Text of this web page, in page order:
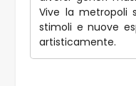
Vive la metropoli
stimoli e nuove
artisticamente.